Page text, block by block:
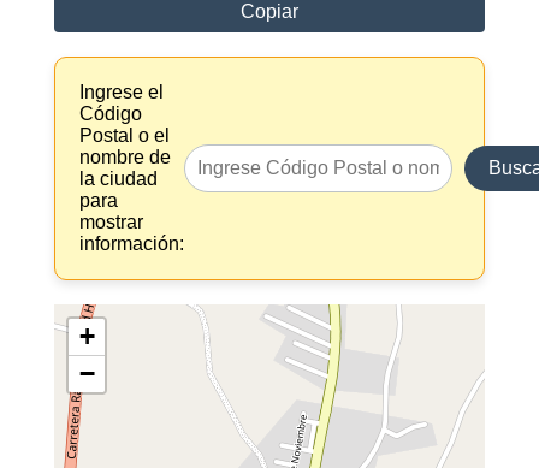
Copiar
Ingrese el
Código
Postal o el
nombre de
la ciudad
para
mostrar
información:
+
−